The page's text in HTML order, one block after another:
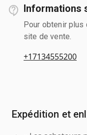
Informations
Pour obtenir plus
site de vente.
+17134555200
Expédition et